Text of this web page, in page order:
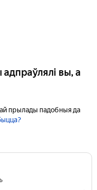
вы, а
прылады падобныя да